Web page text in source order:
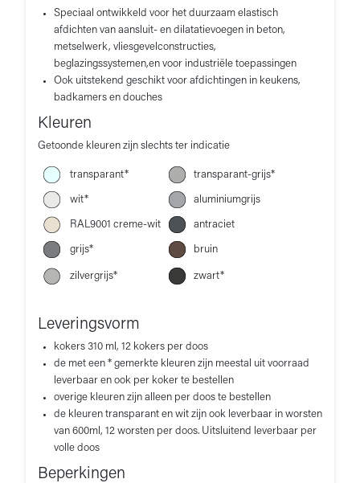
Speciaal ontwikkeld voor het duurzaam elastisch
afdichten van aansluit- en dilatatievoegen in beton,
metselwerk, vliesgevelconstructies,
beglazingssystemen,en voor industriële toepassingen
Ook uitstekend geschikt voor afdichtingen in keukens,
badkamers en douches
Kleuren
Getoonde kleuren zijn slechts ter indicatie
transparant* transparant-grijs*
wit* aluminiumgrijs
RAL9001 creme-wit antraciet
grijs* bruin
zilvergrijs* zwart*
Leveringsvorm
kokers 310 ml, 12 kokers per doos
de met een * gemerkte kleuren zijn meestal uit voorraad
leverbaar en ook per koker te bestellen
overige kleuren zijn alleen per doos te bestellen
de kleuren transparant en wit zijn ook leverbaar in worsten
van 600ml, 12 worsten per doos. Uitsluitend leverbaar per
volle doos
Beperkingen